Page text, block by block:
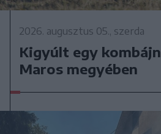
2026. augusztus 05., szerda
Kigyúlt egy
Maros megyében